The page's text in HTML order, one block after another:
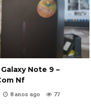
Note 9 –
Nf
8 anos ago 77